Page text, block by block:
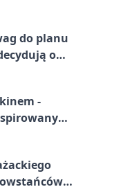
do planu
o
-